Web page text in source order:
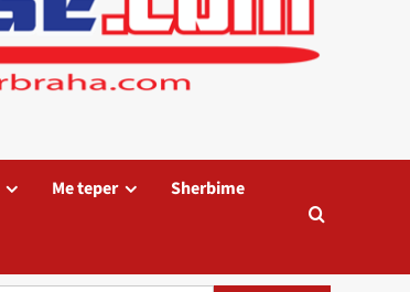
Me teper Sherbime